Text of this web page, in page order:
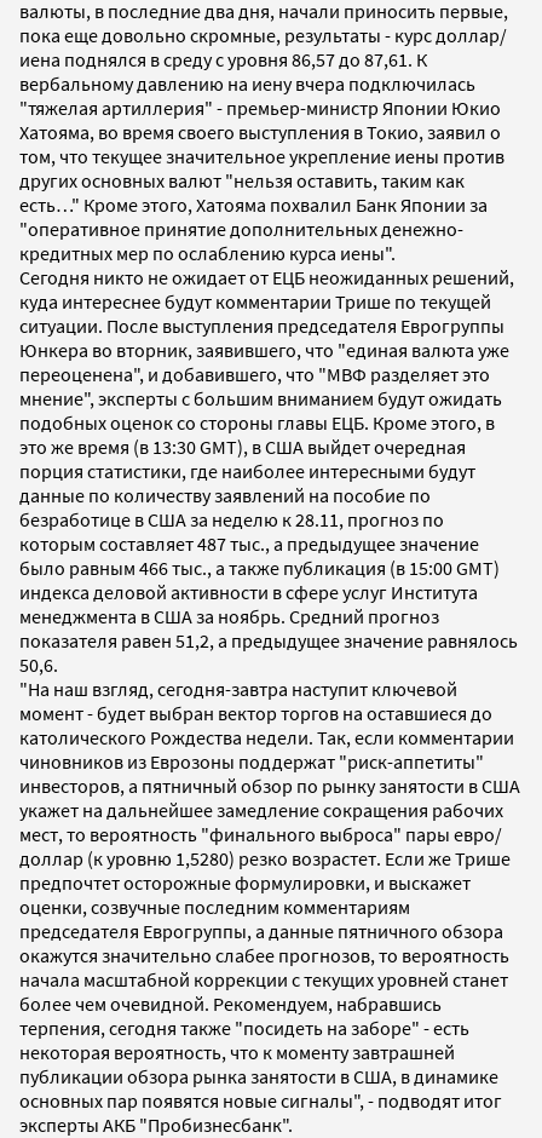
валюты, в последние два дня, начали приносить первые,
пока еще довольно скромные, результаты - курс доллар/
иена поднялся в среду с уровня 86,57 до 87,61. К
вербальному давлению на иену вчера подключилась
"тяжелая артиллерия" - премьер-министр Японии Юкио
Хатояма, во время своего выступления в Токио, заявил о
том, что текущее значительное укрепление иены против
других основных валют "нельзя оставить, таким как
есть…" Кроме этого, Хатояма похвалил Банк Японии за
"оперативное принятие дополнительных денежно-
кредитных мер по ослаблению курса иены".
Сегодня никто не ожидает от ЕЦБ неожиданных решений,
куда интереснее будут комментарии Трише по текущей
ситуации. После выступления председателя Еврогруппы
Юнкера во вторник, заявившего, что "единая валюта уже
переоценена", и добавившего, что "МВФ разделяет это
мнение", эксперты с большим вниманием будут ожидать
подобных оценок со стороны главы ЕЦБ. Кроме этого, в
это же время (в 13:30 GMT), в США выйдет очередная
порция статистики, где наиболее интересными будут
данные по количеству заявлений на пособие по
безработице в США за неделю к 28.11, прогноз по
которым составляет 487 тыс., а предыдущее значение
было равным 466 тыс., а также публикация (в 15:00 GMT)
индекса деловой активности в сфере услуг Института
менеджмента в США за ноябрь. Средний прогноз
показателя равен 51,2, а предыдущее значение равнялось
50,6.
"На наш взгляд, сегодня-завтра наступит ключевой
момент - будет выбран вектор торгов на оставшиеся до
католического Рождества недели. Так, если комментарии
чиновников из Еврозоны поддержат "риск-аппетиты"
инвесторов, а пятничный обзор по рынку занятости в США
укажет на дальнейшее замедление сокращения рабочих
мест, то вероятность "финального выброса" пары евро/
доллар (к уровню 1,5280) резко возрастет. Если же Трише
предпочтет осторожные формулировки, и выскажет
оценки, созвучные последним комментариям
председателя Еврогруппы, а данные пятничного обзора
окажутся значительно слабее прогнозов, то вероятность
начала масштабной коррекции с текущих уровней станет
более чем очевидной. Рекомендуем, набравшись
терпения, сегодня также "посидеть на заборе" - есть
некоторая вероятность, что к моменту завтрашней
публикации обзора рынка занятости в США, в динамике
основных пар появятся новые сигналы", - подводят итог
эксперты АКБ "Пробизнесбанк".